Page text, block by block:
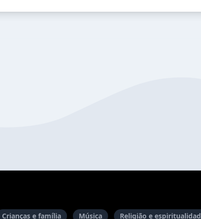
Crianças e família Música Religião e